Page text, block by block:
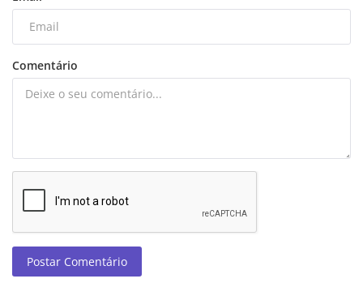
Comentário
Postar Comentário